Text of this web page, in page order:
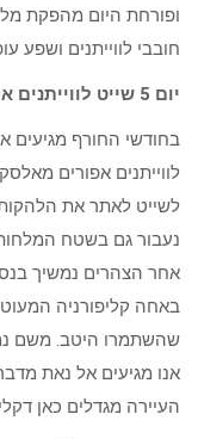
ופורחת היום מהפקת
חובבי לווייתנים ושפע
יום 5 שייט לווייתנים אפורים ונסיעה אל המיסיון בסן איגנסיו
בחודשי החורף מגיעים
לווייתנים אפורים
לשייט לאתר את הלהקות
נעבור גם בשטח
אחר הצהרים נמשיך
באחה קליפורניה
שהשתמרו היטב. משם
אנו מגיעים אל נאת
העיירה מגדלים כאן